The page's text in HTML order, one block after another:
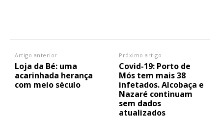
Artigo anterior
Loja da Bé: uma
acarinhada herança
com meio século
Próximo artigo
Covid-19: Porto de
Mós tem mais 38
infetados. Alcobaça e
Nazaré continuam
sem dados
atualizados